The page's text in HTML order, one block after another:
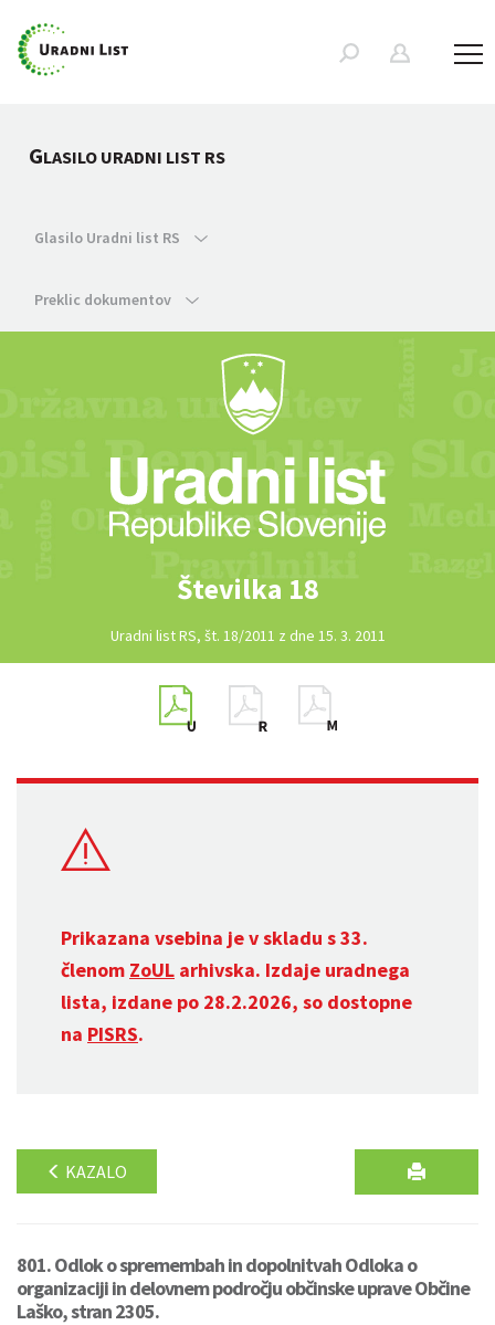
GLASILO URADNI LIST RS
Glasilo Uradni list RS
Preklic dokumentov
Številka 18
Uradni list RS, št. 18/2011 z dne 15. 3. 2011
Prikazana vsebina je v skladu s 33.
členom ZoUL arhivska. Izdaje uradnega
lista, izdane po 28.2.2026, so dostopne
na PISRS.
KAZALO
801. Odlok o spremembah in dopolnitvah Odloka o
organizaciji in delovnem področju občinske uprave Občine
Laško, stran 2305.